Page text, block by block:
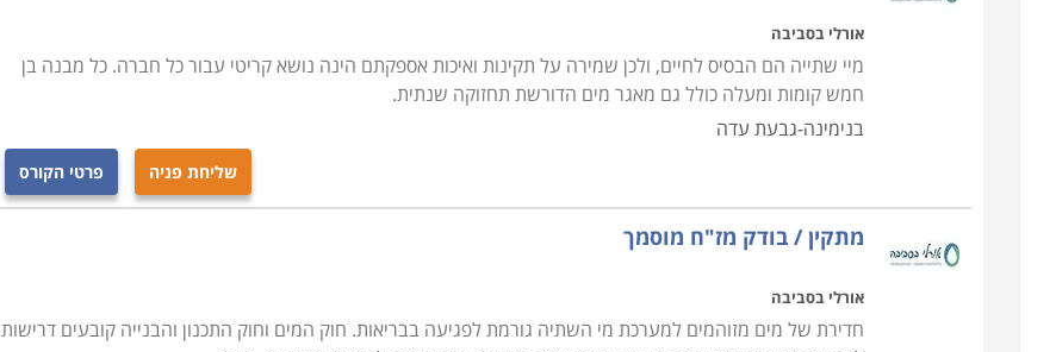
אורלי בסביבה
מיי שתייה הם הבסיס לחיים, ולכן שמירה על תקינות ואיכות אספקתם הינה נושא קריטי עבור כל חברה. כל מבנה בן
חמש קומות ומעלה כולל גם מאגר מים הדורשת תחזוקה שנתית.
בנימינה-גבעת עדה
שליחת פניה פרטי הקורס
מתקין / בודק מז"ח מוסמך
אורלי בסביבה
חדירת של מים מזוהמים למערכת מי השתיה גורמת לפגיעה בבריאות. חוק המים וחוק התכנון והבנייה קובעים דרישות